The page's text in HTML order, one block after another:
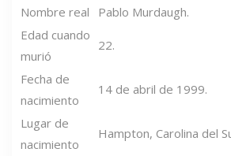
Nombre real
Pablo Murdaugh.
Edad cuando
murió
22.
Fecha de
nacimiento
14 de abril de 1999.
Lugar de
nacimiento
Hampton, Carolina del